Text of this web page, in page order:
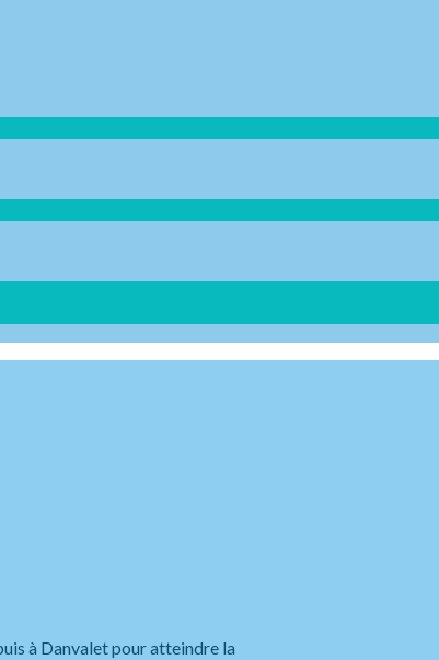
à Danvalet pour atteindre la